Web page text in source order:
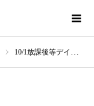
10/1放課後等デイサービスkonoki139 konokiサッカー大会